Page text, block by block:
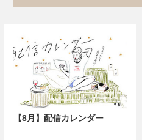
【8月】配信カレンダー